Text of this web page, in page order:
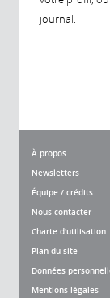
journal.
À propos
Newsletters
Équipe / crédits
Nous contacter
Charte d'utilisation
Plan du site
Données
Mentions légales